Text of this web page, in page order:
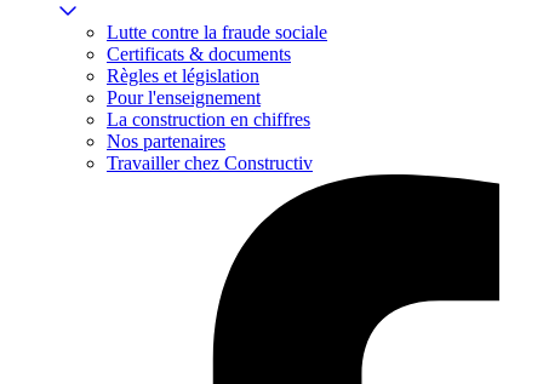
Lutte contre la fraude sociale
Certificats & documents
Règles et législation
Pour l'enseignement
La construction en chiffres
Nos partenaires
Travailler chez Constructiv